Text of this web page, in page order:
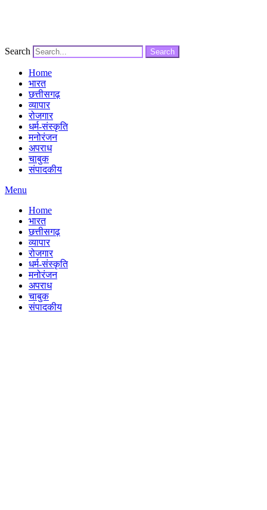
Search Search
Home
भारत
छत्तीसगढ़
व्यापार
रोजगार
धर्म-संस्कृति
मनोरंजन
अपराध
चाबुक
संपादकीय
Menu
Home
भारत
छत्तीसगढ़
व्यापार
रोजगार
धर्म-संस्कृति
मनोरंजन
अपराध
चाबुक
संपादकीय